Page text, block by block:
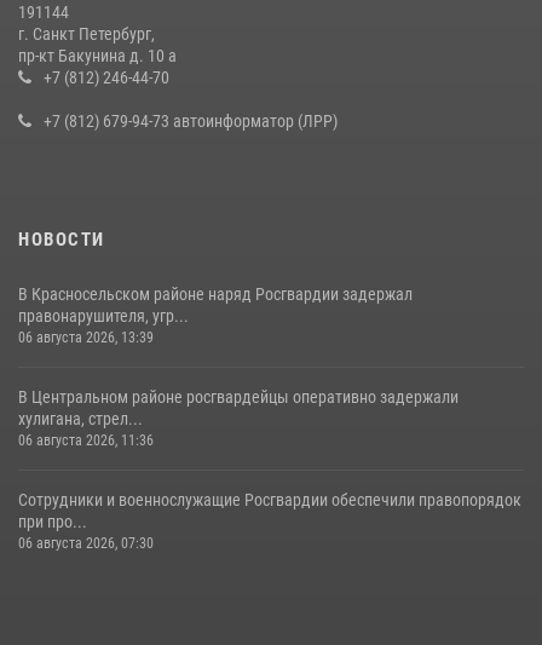
В Ленобласти сотрудники Росгвардии провели встречу с
воспитанниками детского клуба «Умные каникулы»
191144
г. Санкт Петербург,
пр-кт Бакунина д. 10 а
+7 (812) 246-44-70
+7 (812) 679-94-73 автоинформатор (ЛРР)
НОВОСТИ
В Красносельском районе наряд Росгвардии задержал
правонарушителя, угр...
06 августа 2026, 13:39
В Центральном районе росгвардейцы оперативно задержали
хулигана, стрел...
06 августа 2026, 11:36
Сотрудники и военнослужащие Росгвардии обеспечили правопорядок
при про...
06 августа 2026, 07:30